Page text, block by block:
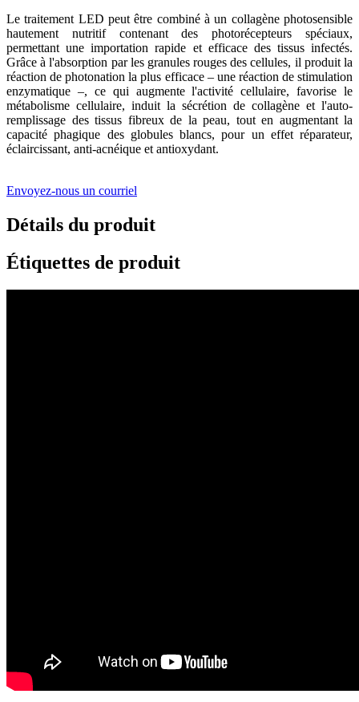
Le traitement LED peut être combiné à un collagène photosensible
hautement nutritif contenant des photorécepteurs spéciaux,
permettant une importation rapide et efficace des tissus infectés.
Grâce à l'absorption par les granules rouges des cellules, il produit la
réaction de photonation la plus efficace – une réaction de stimulation
enzymatique –, ce qui augmente l'activité cellulaire, favorise le
métabolisme cellulaire, induit la sécrétion de collagène et l'auto-
remplissage des tissus fibreux de la peau, tout en augmentant la
capacité phagique des globules blancs, pour un effet réparateur,
éclaircissant, anti-acnéique et antioxydant.
Envoyez-nous un courriel
Détails du produit
Étiquettes de produit